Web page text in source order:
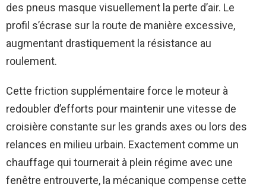
des pneus masque visuellement la perte d’air. Le
profil s’écrase sur la route de manière excessive,
augmentant drastiquement la résistance au
roulement.
Cette friction supplémentaire force le moteur à
redoubler d’efforts pour maintenir une vitesse de
croisière constante sur les grands axes ou lors des
relances en milieu urbain. Exactement comme un
chauffage qui tournerait à plein régime avec une
fenêtre entrouverte, la mécanique compense cette